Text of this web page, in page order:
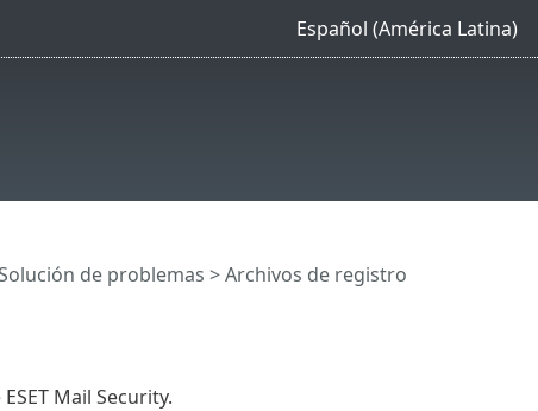
Español (América Latina)
de problemas > Archivos de registro
Mail Security.